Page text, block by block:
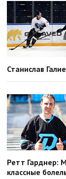
Станислав
Ретт Гарднер:
классные